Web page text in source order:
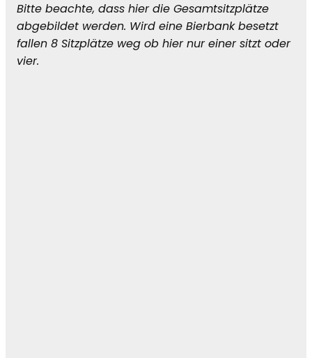
Bitte beachte, dass hier die Gesamtsitzplätze
abgebildet werden. Wird eine Bierbank besetzt
fallen 8 Sitzplätze weg ob hier nur einer sitzt oder
vier.